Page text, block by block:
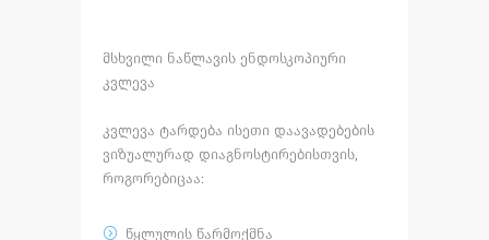
მსხვილი ნაწლავის ენდოსკოპიური
კვლევა
კვლევა ტარდება ისეთი დაავადებების
ვიზუალურად დიაგნოსტირებისთვის,
როგორებიცაა:
წყლულის წარმოქმნა